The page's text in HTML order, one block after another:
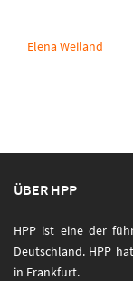
Elena Weiland
ÜBER HPP
HPP ist eine der
Deutschland. HPP
in Frankfurt.